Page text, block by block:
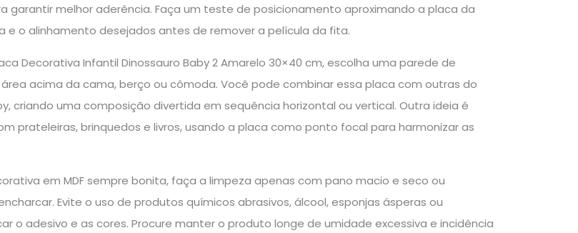
garantir melhor aderência. Faça um teste de posicionamento aproximando a placa da
e o alinhamento desejados antes de remover a película da fita.
Decorativa Infantil Dinossauro Baby 2 Amarelo 30×40 cm, escolha uma parede de
acima da cama, berço ou cômoda. Você pode combinar essa placa com outras do
criando uma composição divertida em sequência horizontal ou vertical. Outra ideia é
prateleiras, brinquedos e livros, usando a placa como ponto focal para harmonizar as
em MDF sempre bonita, faça a limpeza apenas com pano macio e seco ou
Evite o uso de produtos químicos abrasivos, álcool, esponjas ásperas ou
o adesivo e as cores. Procure manter o produto longe de umidade excessiva e incidência